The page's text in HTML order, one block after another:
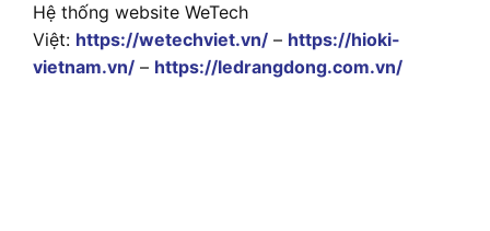
Hệ thống website WeTech
Việt: https://wetechviet.vn/ – https://hioki-
vietnam.vn/ – https://ledrangdong.com.vn/